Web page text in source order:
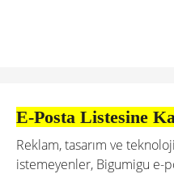
E-Posta Listesine
Reklam, tasarım ve
istemeyenler, Bigumigu e-